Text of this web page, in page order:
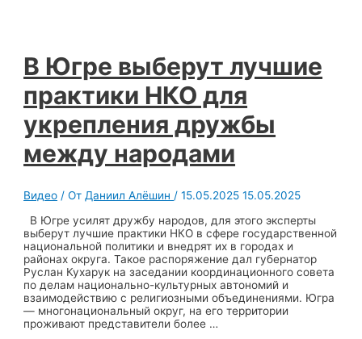
В Югре выберут лучшие
практики НКО для
укрепления дружбы
между народами
Видео / От Даниил Алёшин /15.05.2025 15.05.2025
В Югре усилят дружбу народов, для этого эксперты
выберут лучшие практики НКО в сфере государственной
национальной политики и внедрят их в городах и
районах округа. Такое распоряжение дал губернатор
Руслан Кухарук на заседании координационного совета
по делам национально-культурных автономий и
взаимодействию с религиозными объединениями. Югра
— многонациональный округ, на его территории
проживают представители более …